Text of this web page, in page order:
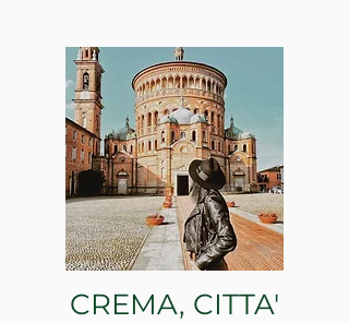
CREMA, CITTA'